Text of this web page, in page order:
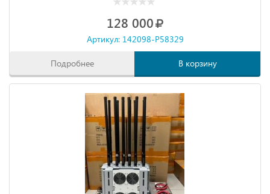
128 000
Артикул: 142098-P58329
Подробнее В корзину